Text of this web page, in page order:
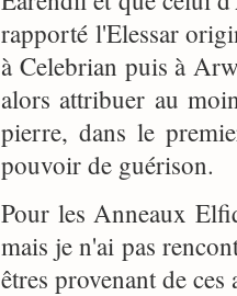
rapporté l'Elessar
à Celebrian puis à
alors attribuer au
pierre, dans le
pouvoir de guérison.
Pour les Anneaux
mais je n'ai pas
êtres provenant de ces